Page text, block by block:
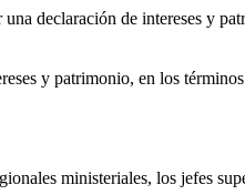
declaración de intereses y
y patrimonio, en los
ministeriales, los jefes